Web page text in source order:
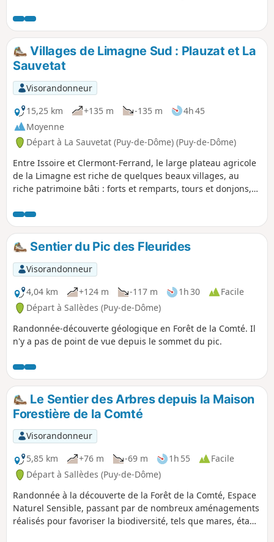
centre ville de Clermont-Ferrand, le désormais quartier de
Montferrand, riche d'un patrimoine bâti exceptionnel,
mérite un détour, d'autant plus qu'il est facilement
accessible par le tram.
Villages de Limagne Sud : Plauzat et La
Sauvetat
Visorandonneur
15,25 km
+135 m -135 m
4h 45
Moyenne
Départ à La Sauvetat (Puy-de-Dôme) (Puy-de-Dôme)
Entre Issoire et Clermont-Ferrand, le large plateau agricole
de la Limagne est riche de quelques beaux villages, au
riche patrimoine bâti : forts et remparts, tours et donjons,
Sentier du Pic des Fleurides
Visorandonneur
4,04 km
+124 m -117 m 1h 30
Facile
Départ à Sallèdes (Puy-de-Dôme)
Randonnée-découverte géologique en Forêt de la Comté. Il
n'y a pas de point de vue depuis le sommet du pic.
Le Sentier des Arbres depuis la Maison
Forestière de la Comté
Visorandonneur
5,85 km
+76 m -69 m 1h 55
Facile
Départ à Sallèdes (Puy-de-Dôme)
Randonnée à la découverte de la Forêt de la Comté, Espace
Naturel Sensible, passant par de nombreux aménagements
réalisés pour favoriser la biodiversité, tels que mares, étang